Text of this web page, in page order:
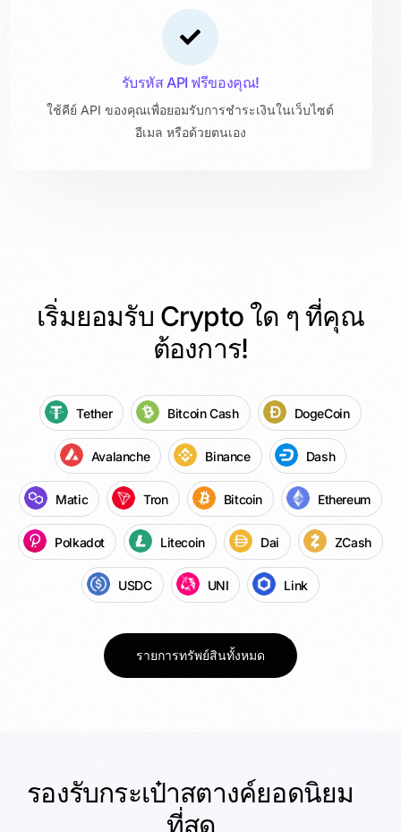
รับรหัส API ฟรีของคุณ!
ใช้คีย์ API ของคุณเพื่อยอมรับการชำระเงินในเว็บไซต์
อีเมล หรือด้วยตนเอง
เริ่มยอมรับ Crypto ใด ๆ ที่คุณ
ต้องการ!
Tether Bitcoin Cash DogeCoin
Avalanche Binance Dash
Matic Tron Bitcoin Ethereum
Polkadot Litecoin Dai ZCash
USDC UNI Link
รายการทรัพย์สินทั้งหมด
รองรับกระเป๋าสตางค์ยอดนิยม
ที่สุด